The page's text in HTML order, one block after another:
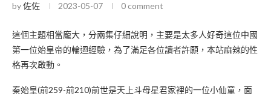
by佐佐 2023-05-07 0 comment
這個主題相當龐大，分兩集仔細說明，主要是太多人好奇這位中國
第一位始皇帝的輪迴經驗，為了滿足各位讀者許願，本站麻辣的性
格再次啟動。
秦始皇(前259-前210)前世是天上斗母星君家裡的一位小仙童，面